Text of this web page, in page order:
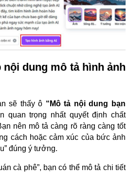
dung mô tả hình ảnh
sẽ thấy ô “Mô tả nội dung bạn
quan trọng nhất quyết định chất
nên mô tả càng rõ ràng càng tốt
cách hoặc cảm xúc của bức ảnh
đúng ý tưởng.
cà phê”, bạn có thể mô tả chi tiết